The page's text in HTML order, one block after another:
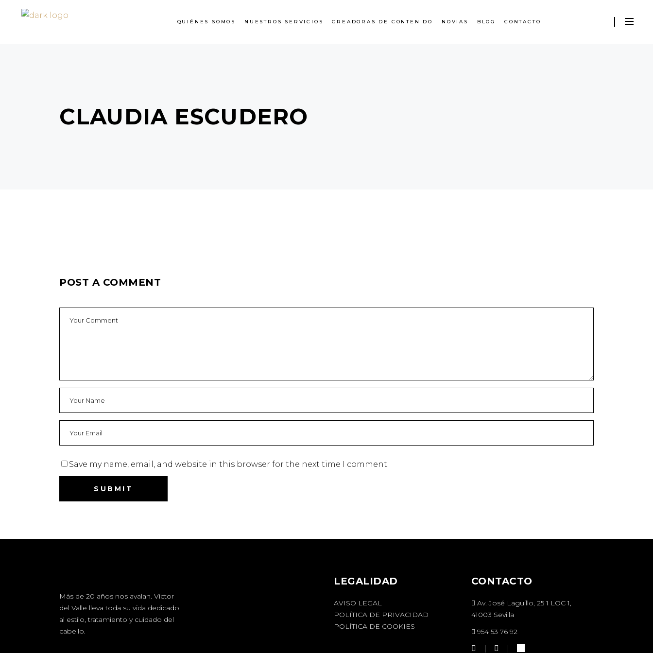
QUIÉNES SOMOS NUESTROS SERVICIOS CREADORAS DE CONTENIDO NOVIAS BLOG CONTACTO
CLAUDIA ESCUDERO
POST A COMMENT
Save my name, email, and website in this browser for the next time I comment.
Más de 20 años nos avalan. Víctor
del Valle lleva toda su vida dedicado
al estilo, tratamiento y cuidado del
cabello.
LEGALIDAD
AVISO LEGAL
POLÍTICA DE PRIVACIDAD
POLÍTICA DE COOKIES
CONTACTO
Av. José Laguillo, 25 1 LOC 1,
41003 Sevilla
954 53 76 92